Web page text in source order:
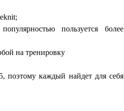
пользуется более
на тренировку
поэтому каждый найдет для себя